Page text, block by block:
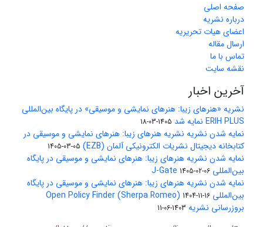
صفحه اصلی
درباره نشریه
اعضای هیات تحریریه
ارسال مقاله
تماس با ما
نقشه سایت
آخرین اخبار
نشریه «هنرهای زیبا: هنرهای نمایشی و موسیقی» در پایگاه بین‌المللی
ERIH PLUS نمایه شد
1405-03-18
نمایه شدن نشریه نشریه هنرهای زیبا: هنرهای نمایشی و موسیقی در
کتابخانه دیجیتال نشریات الکترونیکی آلمان (EZB)
1405-03-05
نمایه شدن نشریه هنرهای زیبا: هنرهای نمایشی و موسیقی در پایگاه
بین‌المللی J-Gate 1405-02-06
نمایه شدن نشریه هنرهای زیبا: هنرهای نمایشی و موسیقی در پایگاه
بین‌المللی Open Policy Finder (Sherpa Romeo) 1404-11-16
بروزرسانی نشریه 1403-06-11